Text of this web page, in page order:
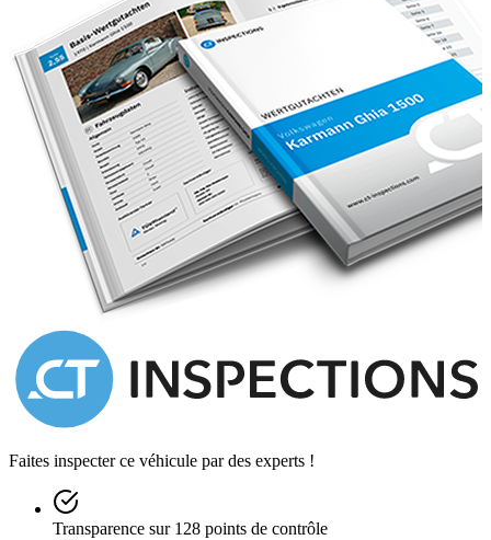
Faites inspecter ce véhicule par des experts !
Transparence sur 128 points de contrôle